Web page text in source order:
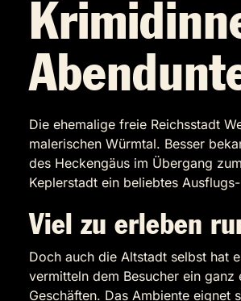
Die ehemalige freie Reichsstadt
malerischen Würmtal. Besser
des Heckengäus im Übergang
Keplerstadt ein beliebtes
Viel zu erleben
Doch auch die Altstadt selbst hat
vermitteln dem Besucher ein
Geschäften. Das Ambiente eignet